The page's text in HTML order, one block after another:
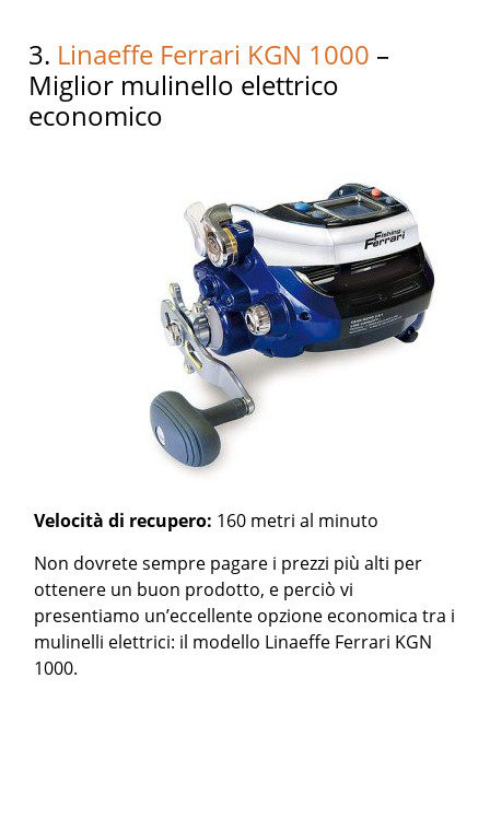
3. Linaeffe Ferrari KGN 1000 –
Miglior mulinello elettrico
economico
Velocità di recupero: 160 metri al minuto
Non dovrete sempre pagare i prezzi più alti per
ottenere un buon prodotto, e perciò vi
presentiamo un’eccellente opzione economica tra i
mulinelli elettrici: il modello Linaeffe Ferrari KGN
1000.